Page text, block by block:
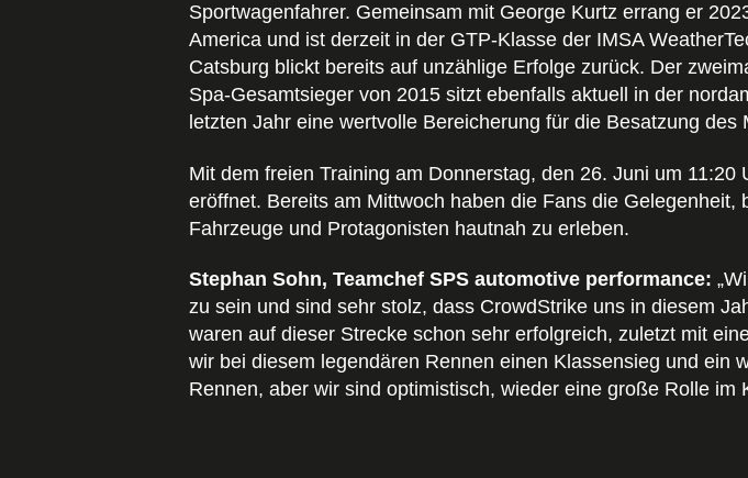
Sportwagenfahrer. Gemeinsam mit George Kurtz errang er
America und ist derzeit in der GTP-Klasse der IMSA
Catsburg blickt bereits auf unzählige Erfolge zurück. Der
Spa-Gesamtsieger von 2015 sitzt ebenfalls aktuell in der
letzten Jahr eine wertvolle Bereicherung für die Besatzung
Mit dem freien Training am Donnerstag, den 26. Juni um
eröffnet. Bereits am Mittwoch haben die Fans die
Fahrzeuge und Protagonisten hautnah zu erleben.
Stephan Sohn, Teamchef SPS automotive performance:
zu sein und sind sehr stolz, dass CrowdStrike uns in diesem
waren auf dieser Strecke schon sehr erfolgreich, zuletzt mit
wir bei diesem legendären Rennen einen Klassensieg und ein
Rennen, aber wir sind optimistisch, wieder eine große Rolle im